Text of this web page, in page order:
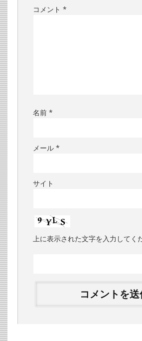
コメント *
名前 *
メール *
サイト
上に表示された文字を入力してく